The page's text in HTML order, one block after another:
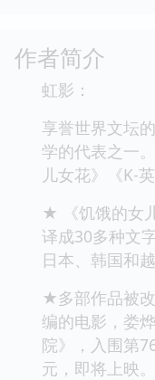
作者简介
虹影：
享誉世界文坛
学的代表之一
儿女花》《K-
★ 《饥饿的女
译成30多种文
日本、韩国和
★多部作品被
编的电影，娄
院》，入围第
元，即将上映。